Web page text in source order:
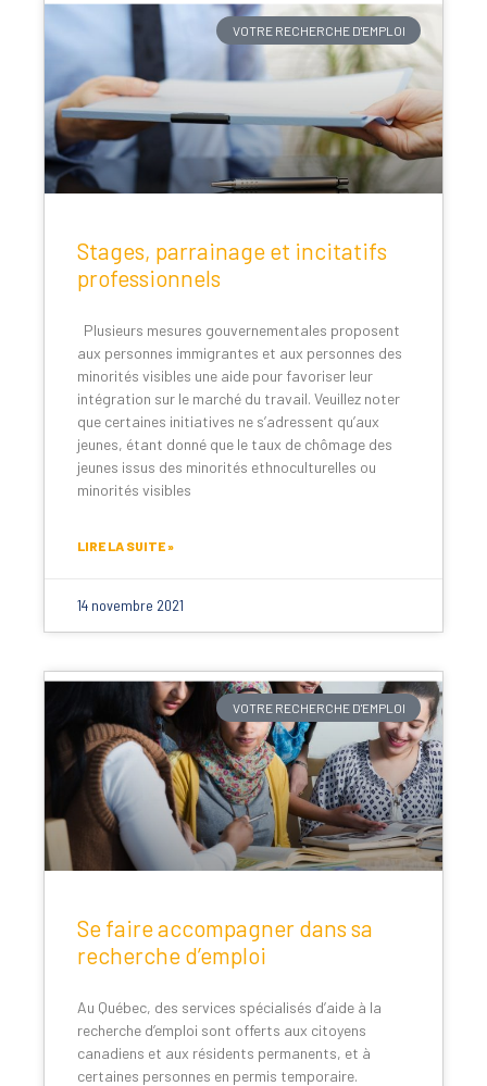
VOTRE RECHERCHE D'EMPLOI
Stages, parrainage et incitatifs
professionnels
Plusieurs mesures gouvernementales proposent
aux personnes immigrantes et aux personnes des
minorités visibles une aide pour favoriser leur
intégration sur le marché du travail. Veuillez noter
que certaines initiatives ne s’adressent qu’aux
jeunes, étant donné que le taux de chômage des
jeunes issus des minorités ethnoculturelles ou
minorités visibles
LIRE LA SUITE »
14 novembre 2021
VOTRE RECHERCHE D'EMPLOI
Se faire accompagner dans sa
recherche d’emploi
Au Québec, des services spécialisés d’aide à la
recherche d’emploi sont offerts aux citoyens
canadiens et aux résidents permanents, et à
certaines personnes en permis temporaire.